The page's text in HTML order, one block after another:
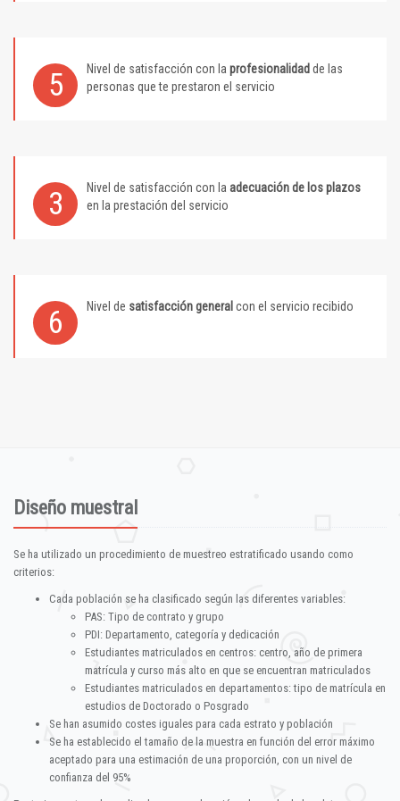
5 Nivel de satisfacción con la profesionalidad de las
personas que te prestaron el servicio
3 Nivel de satisfacción con la adecuación de los plazos
en la prestación del servicio
6 Nivel de satisfacción general con el servicio recibido
Diseño muestral
Se ha utilizado un procedimiento de muestreo estratificado usando como
criterios:
Cada población se ha clasificado según las diferentes variables:
PAS: Tipo de contrato y grupo
PDI: Departamento, categoría y dedicación
Estudiantes matriculados en centros: centro, año de primera
matrícula y curso más alto en que se encuentran matriculados
Estudiantes matriculados en departamentos: tipo de matrícula en
estudios de Doctorado o Posgrado
Se han asumido costes iguales para cada estrato y población
Se ha establecido el tamaño de la muestra en función del error máximo
aceptado para una estimación de una proporción, con un nivel de
confianza del 95%